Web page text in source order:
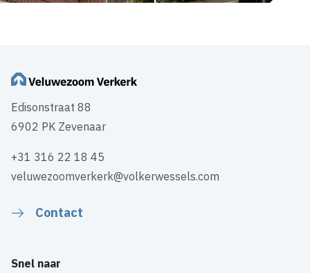
Edisonstraat 88
6902 PK Zevenaar
+31 316 22 18 45
veluwezoomverkerk@volkerwessels.com
Contact
Snel naar